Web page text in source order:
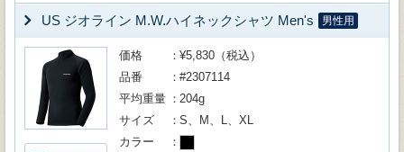
US ジオライン M.W.ハイネックシャツ Men's 男性用
価格
¥5,830（税込）
品番
#2307114
平均重量
204g
サイズ
S、M、L、XL
カラー